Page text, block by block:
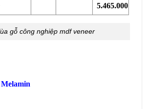
5.465.000
gỗ công nghiệp mdf veneer